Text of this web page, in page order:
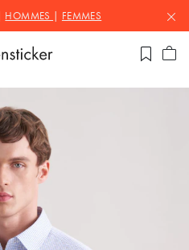
HOMMES FEMMES